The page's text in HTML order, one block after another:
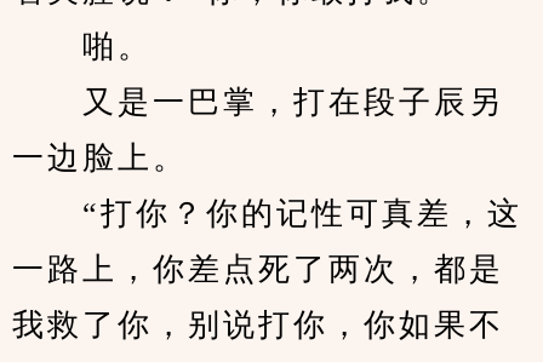
啪。
又是一巴掌，打在段子辰另
一边脸上。
“打你？你的记性可真差，这
一路上，你差点死了两次，都是
我救了你，别说打你，你如果不